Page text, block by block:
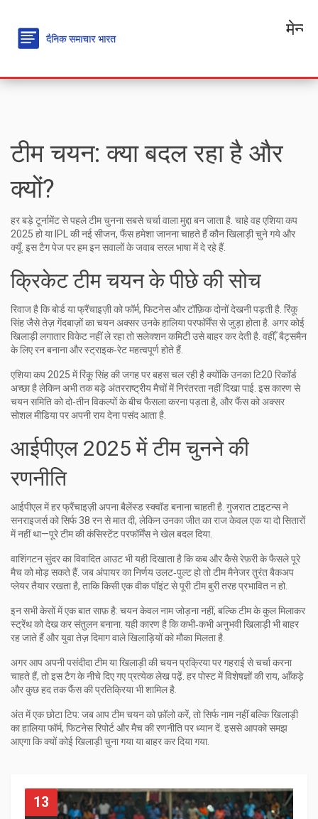
मेन्यू
टीम चयन: क्या बदल रहा है और
क्यों?
हर बड़े टूर्नामेंट से पहले टीम चुनना सबसे चर्चा वाला मुद्दा बन जाता है. चाहे वह एशिया कप
2025 हो या IPL की नई सीजन, फैंस हमेशा जानना चाहते हैं कौन खिलाड़ी चुने गये और
क्यूँ. इस टैग पेज पर हम इन सवालों के जवाब सरल भाषा में दे रहे हैं.
क्रिकेट टीम चयन के पीछे की सोच
रिवाज है कि बोर्ड या फ्रैंचाइज़ी को फॉर्म, फिटनेस और टॉफ़िक दोनों देखनी पड़ती है. रिंकू
सिंह जैसे तेज़ गेंदबाज़ों का चयन अक्सर उनके हालिया परफॉर्मेंस से जुड़ा होता है. अगर कोई
खिलाड़ी लगातार विकेट नहीं ले रहा तो सलेक्शन कमिटी उसे बाहर कर देती है. वहीँ, बैट्समैन
के लिए रन बनाना और स्ट्राइक‑रेट महत्वपूर्ण होते हैं.
एशिया कप 2025 में रिंकू सिंह की जगह पर बहस चल रही है क्योंकि उनका टि20 रिकॉर्ड
अच्छा है लेकिन अभी तक बड़े अंतरराष्ट्रीय मैचों में निरंतरता नहीं दिखा पाई. इस कारण से
चयन समिति को दो‑तीन विकल्पों के बीच फैसला करना पड़ता है, और फैंस को अक्सर
सोशल मीडिया पर अपनी राय देना पसंद आता है.
आईपीएल 2025 में टीम चुनने की
रणनीति
आईपीएल में हर फ्रैंचाइज़ी अपना बैलेंस्ड स्क्वॉड बनाना चाहती है. गुजरात टाइटन्स ने
सनराइजर्स को सिर्फ 38 रन से मात दी, लेकिन उनका जीत का राज केवल एक या दो सितारों
में नहीं था—पूरे टीम की कंसिस्टेंट परफॉर्मेंस ने खेल बदल दिया.
वाशिंगटन सुंदर का विवादित आउट भी यही दिखाता है कि कब और कैसे रेफ़री के फैसले पूरे
मैच को मोड़ सकते हैं. जब अंपायर का निर्णय उलट‑पुल्ट हो तो टीम मैनेजर तुरंत बैकअप
प्लेयर तैयार रखता है, ताकि किसी एक वीक पॉइंट से पूरी टीम बुरी तरह प्रभावित न हो.
इन सभी केसों में एक बात साफ़ है: चयन केवल नाम जोड़ना नहीं, बल्कि टीम के कुल मिलाकर
स्ट्रेंथ को देख कर संतुलन बनाना. यही कारण है कि कभी‑कभी अनुभवी खिलाड़ी भी बाहर
रह जाते हैं और युवा तेज़ दिमाग वाले खिलाड़ियों को मौका मिलता है.
अगर आप अपनी पसंदीदा टीम या खिलाड़ी की चयन प्रक्रिया पर गहराई से चर्चा करना
चाहते हैं, तो इस टैग के नीचे दिए गए प्रत्येक लेख पढ़ें. हर पोस्ट में विशेषज्ञों की राय, आँकड़े
और कुछ हद तक फैंस की प्रतिक्रिया भी शामिल है.
अंत में एक छोटा टिप: जब आप टीम चयन को फ़ॉलो करें, तो सिर्फ नाम नहीं बल्कि खिलाड़ी
का हालिया फॉर्म, फिटनेस रिपोर्ट और मैच की रणनीति पर ध्यान दें. इससे आपको समझ
आएगा कि क्यों कोई खिलाड़ी चुना गया या बाहर कर दिया गया.
13